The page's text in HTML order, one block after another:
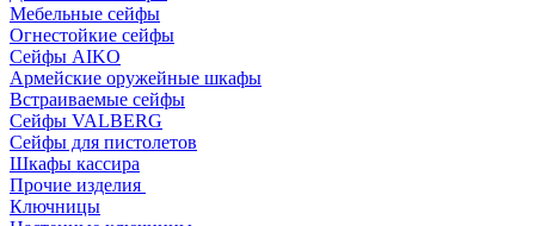
Мебельные сейфы
Огнестойкие сейфы
Сейфы AIKO
Армейские оружейные шкафы
Встраиваемые сейфы
Сейфы VALBERG
Сейфы для пистолетов
Шкафы кассира
Прочие изделия
Ключницы